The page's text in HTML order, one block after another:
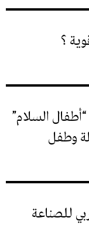
؟
الدولي “أطفال السلام”
للصناعة